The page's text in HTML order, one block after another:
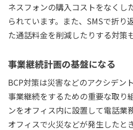
ネスフォンの購入コストをなくし
られています。また、SMSで折り
た通話料金を削減したりする対策
事業継続計画の基盤になる
BCP対策は災害などのアクシデン
事業継続をするための重要な取り
ンをオフィス内に設置して電話業
オフィスで火災などが発生したと